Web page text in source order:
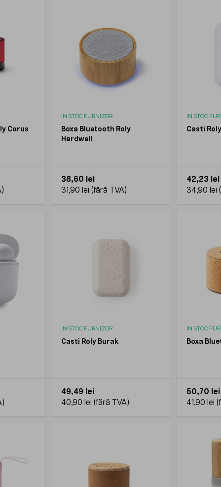
Corus
IN STOC FURNIZOR
Boxa Bluetooth Roly
Hardwell
38,60 lei
31,90 lei
IN STOC
Casti
42,23 lei
34,90 lei
IN STOC FURNIZOR
Casti Roly Burak
49,49 lei
40,90 lei
IN STOC
Boxa
50,70 lei
41,90 lei